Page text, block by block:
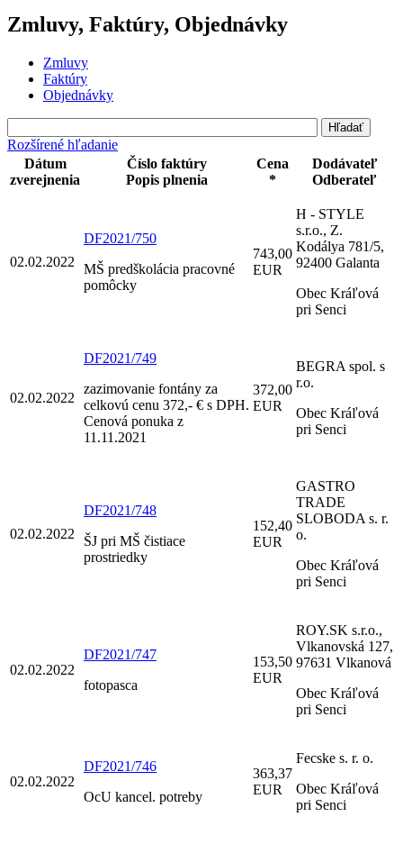
Zmluvy, Faktúry, Objednávky
Zmluvy
Faktúry
Objednávky
Rozšírené hľadanie
Dátum
zverejnenia
Číslo faktúry
Popis plnenia
Cena
*
Dodávateľ
Odberateľ
02.02.2022
DF2021/750
MŠ predškolácia pracovné
pomôcky
743,00
EUR
H - STYLE
s.r.o., Z.
Kodálya 781/5,
92400 Galanta
Obec Kráľová
pri Senci
02.02.2022
DF2021/749
zazimovanie fontány za
celkovú cenu 372,- € s DPH.
Cenová ponuka z
11.11.2021
372,00
EUR
BEGRA spol. s
r.o.
Obec Kráľová
pri Senci
02.02.2022
DF2021/748
ŠJ pri MŠ čistiace
prostriedky
152,40
EUR
GASTRO
TRADE
SLOBODA s. r.
o.
Obec Kráľová
pri Senci
02.02.2022
DF2021/747
fotopasca
153,50
EUR
ROY.SK s.r.o.,
Vlkanovská 127,
97631 Vlkanová
Obec Kráľová
pri Senci
02.02.2022
DF2021/746
OcU kancel. potreby
363,37
EUR
Fecske s. r. o.
Obec Kráľová
pri Senci